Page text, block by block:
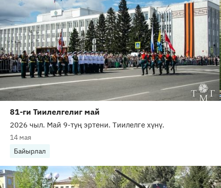
81-ги Тиилелгелиг май
2026 чыл. Май 9-туң эртени. Тиилелге хүнү.
14 мая
Байырлал